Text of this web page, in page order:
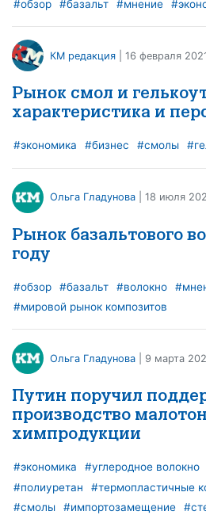
#обзор #базальт #мнение
КМ редакция | 16 февраля
Рынок смол и
характеристика и
#экономика #бизнес #смолы
Ольга Гладунова | 18 июля
Рынок базальтового
году
#обзор #базальт #волокно
#мировой рынок композитов
Ольга Гладунова | 9 марта
Путин поручил
производство
химпродукции
#экономика #углеродное волокно
#полиуретан
#термопластичные
#смолы
#импортозамещение